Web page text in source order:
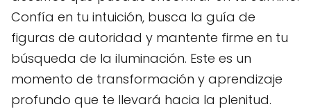
Confía en tu intuición, busca la guía de
figuras de autoridad y mantente firme en tu
búsqueda de la iluminación. Este es un
momento de transformación y aprendizaje
profundo que te llevará hacia la plenitud.